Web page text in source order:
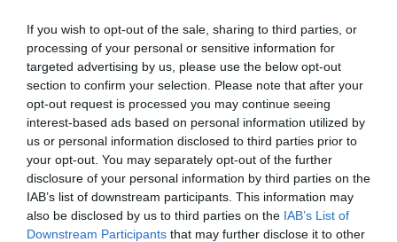
If you wish to opt-out of the sale, sharing to third parties, or
processing of your personal or sensitive information for
targeted advertising by us, please use the below opt-out
section to confirm your selection. Please note that after your
opt-out request is processed you may continue seeing
interest-based ads based on personal information utilized by
us or personal information disclosed to third parties prior to
your opt-out. You may separately opt-out of the further
disclosure of your personal information by third parties on the
IAB’s list of downstream participants. This information may
also be disclosed by us to third parties on the IAB’s List of
Downstream Participants that may further disclose it to other
Filmtudományi Akadémia tagjai sokszor az adott
hangulatát, a körülöttünk lévő világban zajló
eseményeket is figyelembe veszik, amikor az
szobrocskáról döntenek– és ez a Wicked malmára
hajthatja a vizet.
Ez is érdekelhet!4 zseniális film, ami megbukott a
mozipénztáraknál